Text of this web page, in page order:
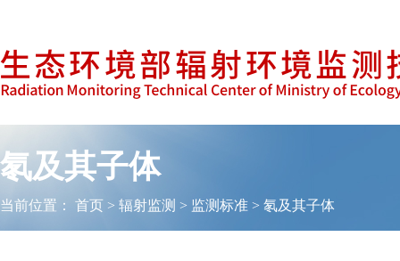
氡及其子体
当前位置： 首页 > 辐射监测 > 监测标准 > 氡及其子体